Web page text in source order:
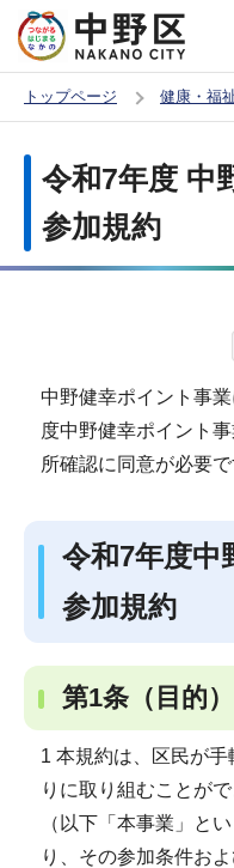
の
ー
トップページ 健康・福
か
令和7年度 中
参加規約
中野健幸ポイント事
度中野健幸ポイント
所確認に同意が必要で
令和7年度中
参加規約
第1条（目的）
1 本規約は、区民が手
りに取り組むことが
（以下「本事業」と
り、その参加条件お